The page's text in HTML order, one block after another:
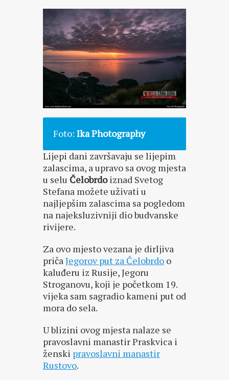
Foto: Ika Photography
Lijepi dani završavaju se lijepim
zalascima, a upravo sa ovog mjesta
u selu Čelobrdoiznad Svetog
Stefana možete uživati u
najljepšim zalascima sa pogledom
na najeksluzivniji dio budvanske
rivijere.
Za ovo mjesto vezana je dirljiva
pričaJegorov put za Čelobrdo o
kaluđeru iz Rusije, Jegoru
Stroganovu, koji je početkom 19.
vijeka sam sagradio kameni put od
mora do sela.
U blizini ovog mjesta nalaze se
pravoslavni manastir Praskvica i
ženski pravoslavni manastir
Rustovo.